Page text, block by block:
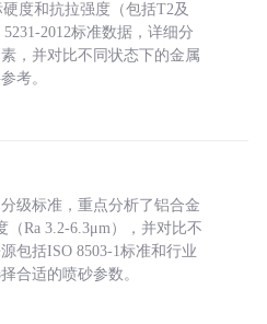
度和抗拉强度（包括T2及
2012标准数据，详细分
，并对比不同状态下的金属
考。
级标准，重点分析了铝合金
Ra 3.2-6.3μm），并对比不
包括ISO 8503-1标准和行业
合适的喷砂参数。